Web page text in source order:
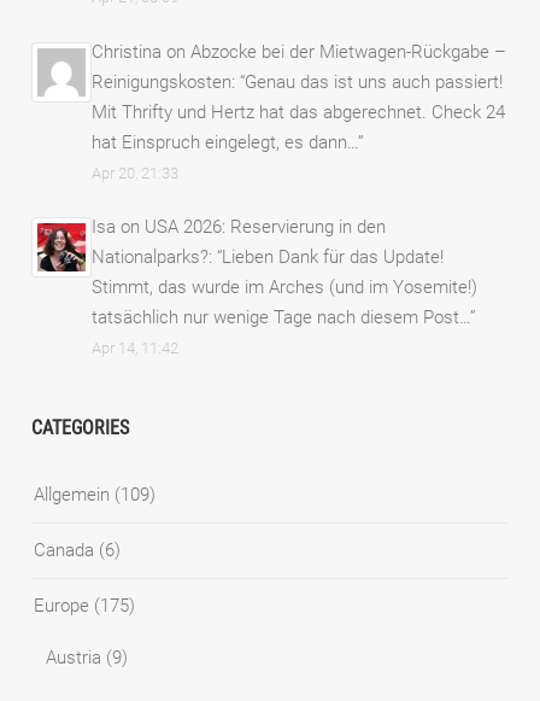
Christina onAbzocke bei der Mietwagen-Rückgabe –
Reinigungskosten: “Genau das ist uns auch passiert!
Mit Thrifty und Hertz hat das abgerechnet. Check 24
hat Einspruch eingelegt, es dann…”
Apr 20, 21:33
Isa on USA 2026: Reservierung in den
Nationalparks?: “Lieben Dank für das Update!
Stimmt, das wurde im Arches (und im Yosemite!)
tatsächlich nur wenige Tage nach diesem Post…”
Apr 14, 11:42
CATEGORIES
Allgemein (109)
Canada (6)
Europe (175)
Austria (9)